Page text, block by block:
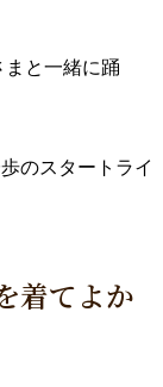
と一緒に踊
のスタートライ
着てよか